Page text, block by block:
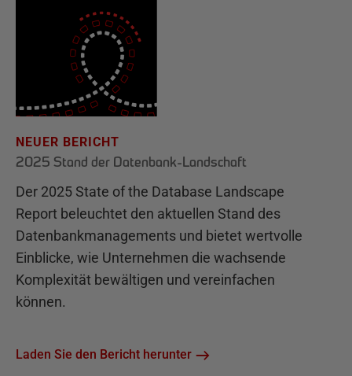
NEUER BERICHT
2025 Stand der Datenbank-Landschaft
Der 2025 State of the Database Landscape
Report beleuchtet den aktuellen Stand des
Datenbankmanagements und bietet wertvolle
Einblicke, wie Unternehmen die wachsende
Komplexität bewältigen und vereinfachen
können.
Laden Sie den Bericht herunter